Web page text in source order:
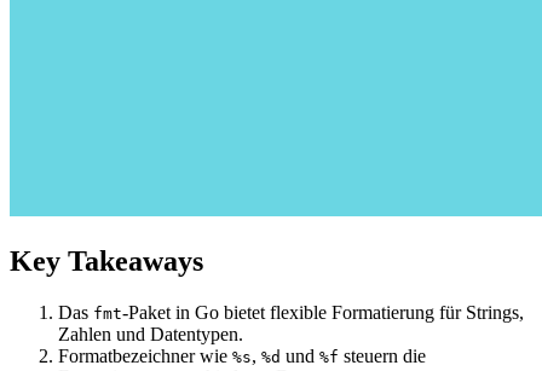
Key Takeaways
Das fmt-Paket in Go bietet flexible Formatierung für Strings,
Zahlen und Datentypen.
Formatbezeichner wie %s, %d und %f steuern die